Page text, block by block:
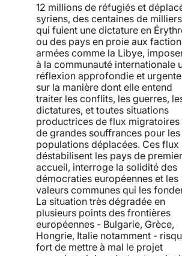
12 millions de réfugiés et
syriens, des centaines de milliers
qui fuient une dictature en
ou des pays en proie aux
armées comme la Libye,
à la communauté internationale
réflexion approfondie et urgente
sur la manière dont elle entend
traiter les conflits, les guerres,
dictatures, et toutes situations
productrices de flux migratoires
de grandes souffrances pour les
populations déplacées. Ces flux
déstabilisent les pays de premier
accueil, interroge la solidité des
démocraties européennes et les
valeurs communes qui les
La situation très dégradée en
plusieurs points des frontières
européennes - Bulgarie, Grèce,
Hongrie, Italie notamment -
fort de mettre à mal le projet